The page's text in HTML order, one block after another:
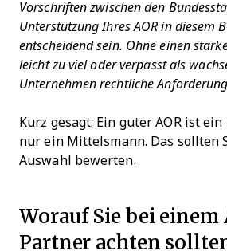
Vorschriften zwischen den
Unterstützung Ihres AOR in diesem
entscheidend sein. Ohne einen
leicht zu viel oder verpasst als
Unternehmen rechtliche
Kurz gesagt: Ein guter AOR ist
nur ein Mittelsmann. Das sollten
Auswahl bewerten.
Worauf Sie bei einem
Partner achten